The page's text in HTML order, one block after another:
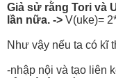
Giả sử rằng Tori và
lần nữa. -> V(uke)=
Như vậy nếu ta có kĩ
-nhập nội và tạo liên